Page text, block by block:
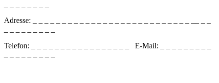
Adresse: _ _ _ _ _ _ _ _ _ _ _ _ _ _ _ _ _ _ _ _ _ _ _ _ _ _ _ __ _ _
Telefon: _ _ _ _ _ _ _ _ _ _ _ _ _ _ _ _ _ E-Mail: _ _ _ _ _ _ _ _ _